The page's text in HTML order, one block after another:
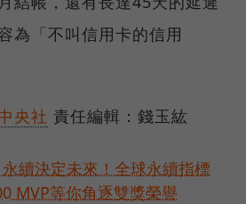
為「不叫信用卡的信用
央社 責任編輯：錢玉紘
續決定未來！全球永續指標
MVP等你角逐雙獎榮譽